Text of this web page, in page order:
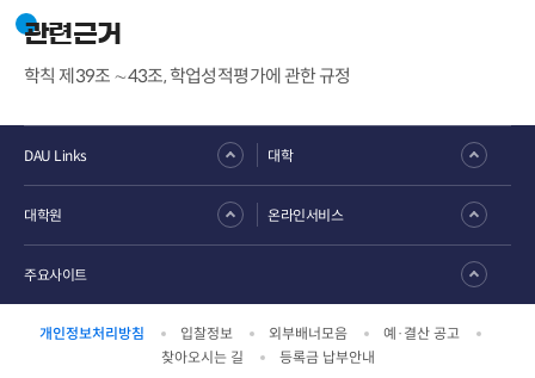
관련근거
학칙 제39조 ∼43조, 학업성적평가에 관한 규정
개인정보처리방침 입찰정보 외부배너모음
예·결산 공고
찾아오시는 길
등록금 납부안내
DAU Links 대학
대학원 온라인서비스
주요사이트